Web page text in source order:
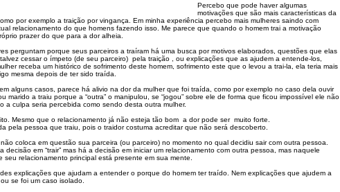
Percebo que pode haver algumas
motivações que são mais características da
por exemplo a traição por vingança. Em minha experiência percebo mais mulheres saindo com
relacionamento do que homens fazendo isso. Me parece que quando o homem trai a motivação
prazer do que para a dor alheia.
perguntam porque seus parceiros a traíram há uma busca por motivos elaborados, questões que elas
cessar o ímpeto (de seu parceiro) pela traição , ou explicações que as ajudem a entende-los,
receba um histórico de sofrimento deste homem, sofrimento este que o levou a trai-la, ela teria mais
mesma depois de ter sido traída.
alguns casos, parece há alivio na dor da mulher que foi traída, como por exemplo no caso dela ouvir
marido a traiu porque a “outra” o manipulou, se “jogou” sobre ele de forma que ficou impossível ele não
a culpa seria percebida como sendo desta outra mulher.
Mesmo que o relacionamento já não esteja tão bom a dor pode ser muito forte.
pela pessoa que traiu, pois o traidor costuma acreditar que não será descoberto.
coloca em questão sua parceira (ou parceiro) no momento no qual decidiu sair com outra pessoa.
decisão em “trair” mas há a decisão em iniciar um relacionamento com outra pessoa, mas naquele
seu relacionamento principal está presente em sua mente.
explicações que ajudam a entender o porque do homem ter traído. Nem explicações que ajudem a
se foi um caso isolado.